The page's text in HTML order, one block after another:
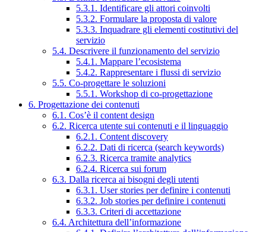
5.3.1. Identificare gli attori coinvolti
5.3.2. Formulare la proposta di valore
5.3.3. Inquadrare gli elementi costitutivi del
servizio
5.4. Descrivere il funzionamento del servizio
5.4.1. Mappare l’ecosistema
5.4.2. Rappresentare i flussi di servizio
5.5. Co-progettare le soluzioni
5.5.1. Workshop di co-progettazione
6. Progettazione dei contenuti
6.1. Cos’è il content design
6.2. Ricerca utente sui contenuti e il linguaggio
6.2.1. Content discovery
6.2.2. Dati di ricerca (search keywords)
6.2.3. Ricerca tramite analytics
6.2.4. Ricerca sui forum
6.3. Dalla ricerca ai bisogni degli utenti
6.3.1. User stories per definire i contenuti
6.3.2. Job stories per definire i contenuti
6.3.3. Criteri di accettazione
6.4. Architettura dell’informazione